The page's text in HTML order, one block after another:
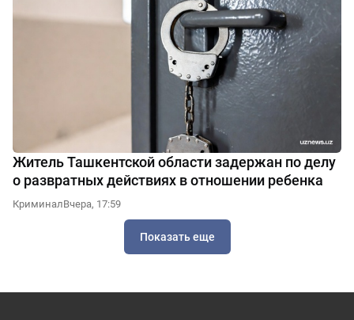
Житель Ташкентской области задержан по делу
о развратных действиях в отношении ребенка
КриминалВчера, 17:59
Показать еще